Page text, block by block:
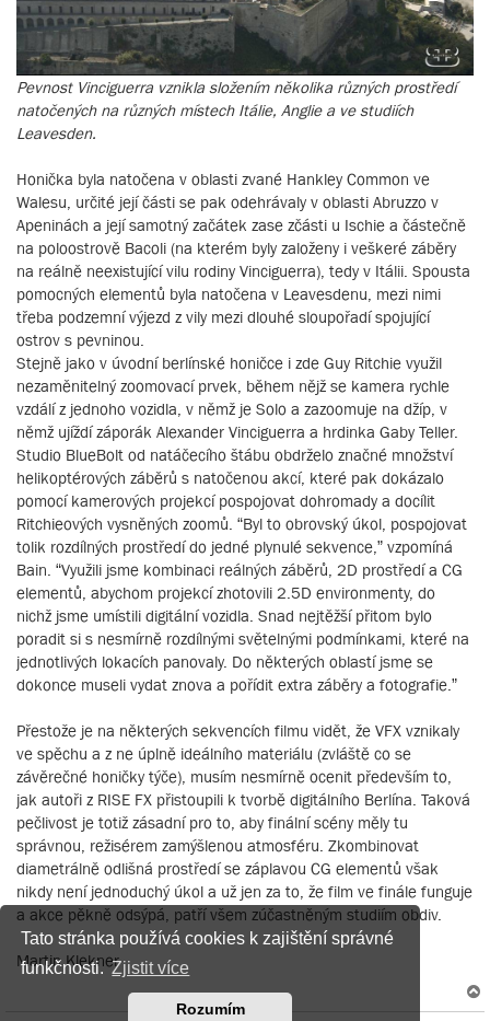
Tato stránka používá cookies k zajištění správné
funkčnosti.Zjistit více
Rozumím
Pevnost Vinciguerra vznikla složením několika různých prostředí
natočených na různých místech Itálie, Anglie a ve studiích
Leavesden.
Honička byla natočena v oblasti zvané Hankley Common ve
Walesu, určité její části se pak odehrávaly v oblasti Abruzzo v
Apeninách a její samotný začátek zase zčásti u Ischie a částečně
na poloostrově Bacoli (na kterém byly založeny i veškeré záběry
na reálně neexistující vilu rodiny Vinciguerra), tedy v Itálii. Spousta
pomocných elementů byla natočena v Leavesdenu, mezi nimi
třeba podzemní výjezd z vily mezi dlouhé sloupořadí spojující
ostrov s pevninou.
Stejně jako v úvodní berlínské honičce i zde Guy Ritchie využil
nezaměnitelný zoomovací prvek, během nějž se kamera rychle
vzdálí z jednoho vozidla, v němž je Solo a zazoomuje na džíp, v
němž ujíždí záporák Alexander Vinciguerra a hrdinka Gaby Teller.
Studio BlueBolt od natáčecího štábu obdrželo značné množství
helikoptérových záběrů s natočenou akcí, které pak dokázalo
pomocí kamerových projekcí pospojovat dohromady a docílit
Ritchieových vysněných zoomů. “Byl to obrovský úkol, pospojovat
tolik rozdílných prostředí do jedné plynulé sekvence,” vzpomíná
Bain. “Využili jsme kombinaci reálných záběrů, 2D prostředí a CG
elementů, abychom projekcí zhotovili 2.5D environmenty, do
nichž jsme umístili digitální vozidla. Snad nejtěžší přitom bylo
poradit si s nesmírně rozdílnými světelnými podmínkami, které na
jednotlivých lokacích panovaly. Do některých oblastí jsme se
dokonce museli vydat znova a pořídit extra záběry a fotografie.”
Přestože je na některých sekvencích filmu vidět, že VFX vznikaly
ve spěchu a z ne úplně ideálního materiálu (zvláště co se
závěrečné honičky týče), musím nesmírně ocenit především to,
jak autoři z RISE FX přistoupili k tvorbě digitálního Berlína. Taková
pečlivost je totiž zásadní pro to, aby finální scény měly tu
správnou, režisérem zamýšlenou atmosféru. Zkombinovat
diametrálně odlišná prostředí se záplavou CG elementů však
nikdy není jednoduchý úkol a už jen za to, že film ve finále funguje
a akce pěkně odsýpá, patří všem zúčastněným studiím obdiv.
Martin Klekner